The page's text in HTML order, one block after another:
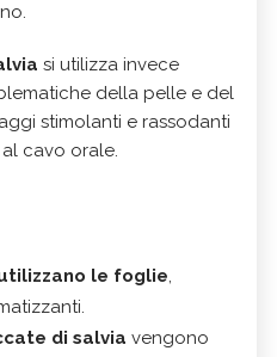
si utilizza invece
della pelle e del
stimolanti e rassodanti
cavo orale.
le foglie,
di salvia vengono